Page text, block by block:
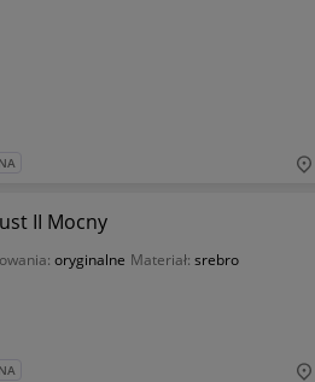
II Mocny
oryginalne Materiał: srebro